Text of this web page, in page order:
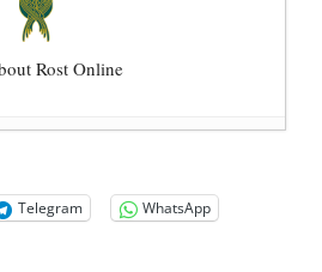
Rost Online
despre
Volodymyr
mai 2026
Națiunea
Telegram
WhatsApp